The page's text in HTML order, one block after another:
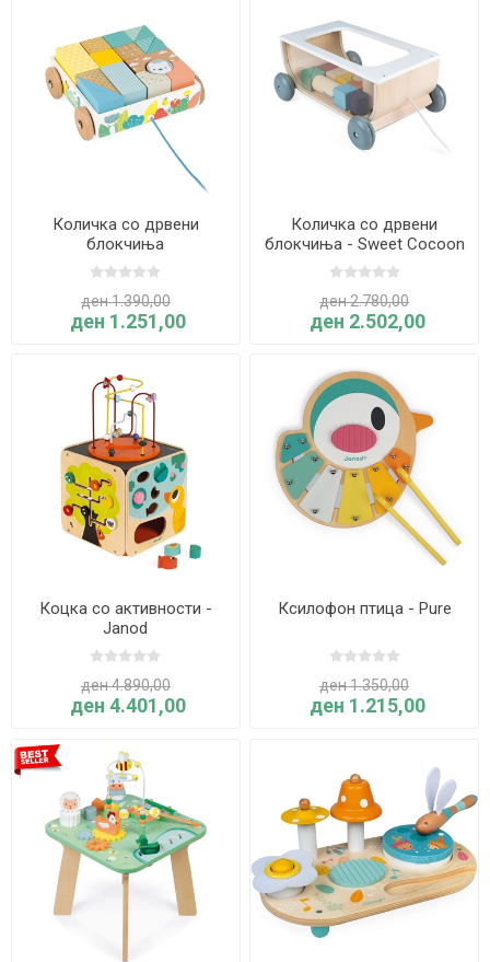
Количка со дрвени
блокчиња
ден 1.390,00
ден 1.251,00
Количка со дрвени
блокчиња - Sweet Cocoon
- Janod
ден 2.780,00
ден 2.502,00
Коцка со активности -
Janod
ден 4.890,00
ден 4.401,00
Ксилофон птица - Pure
ден 1.350,00
ден 1.215,00